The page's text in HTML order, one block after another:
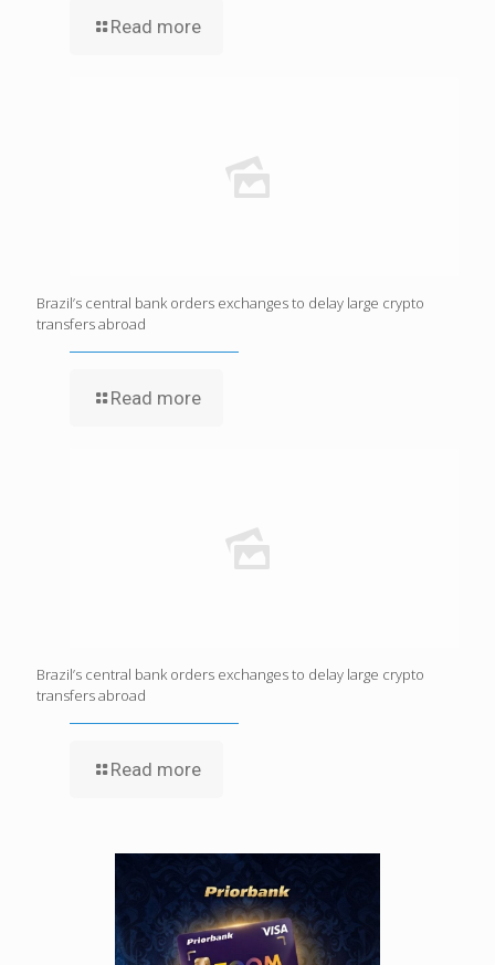
Read more
Brazil’s central bank orders exchanges to delay large crypto
transfers abroad
Read more
Brazil’s central bank orders exchanges to delay large crypto
transfers abroad
Read more